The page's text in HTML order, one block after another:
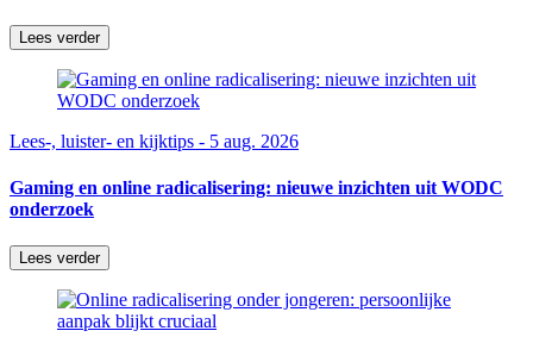
Lees verder
Lees-, luister- en kijktips - 5 aug. 2026
Gaming en online radicalisering: nieuwe inzichten uit WODC
onderzoek
Lees verder